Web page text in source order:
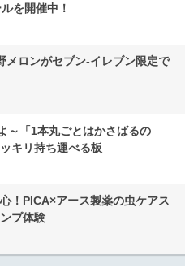
を開催中！
ロンがセブン‐イレブン限定で
～「1本丸ごとはかさばるの
キリ持ち運べる板
！PICA×アース製薬の虫ケアス
プ体験